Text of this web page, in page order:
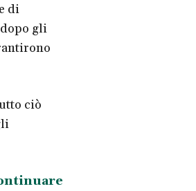
di
gli
ciò